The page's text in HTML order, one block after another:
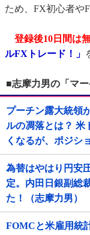
ため、FX初心者や
登録後10日間は
ルFXトレード！」
■志摩力男の「マ
プーチン露大統領
ルの凋落とは？ 米
くなるが、ポジシ
為替はやはり円安
定。内田日銀副総
た！（志摩力男）
FOMCと米雇用統